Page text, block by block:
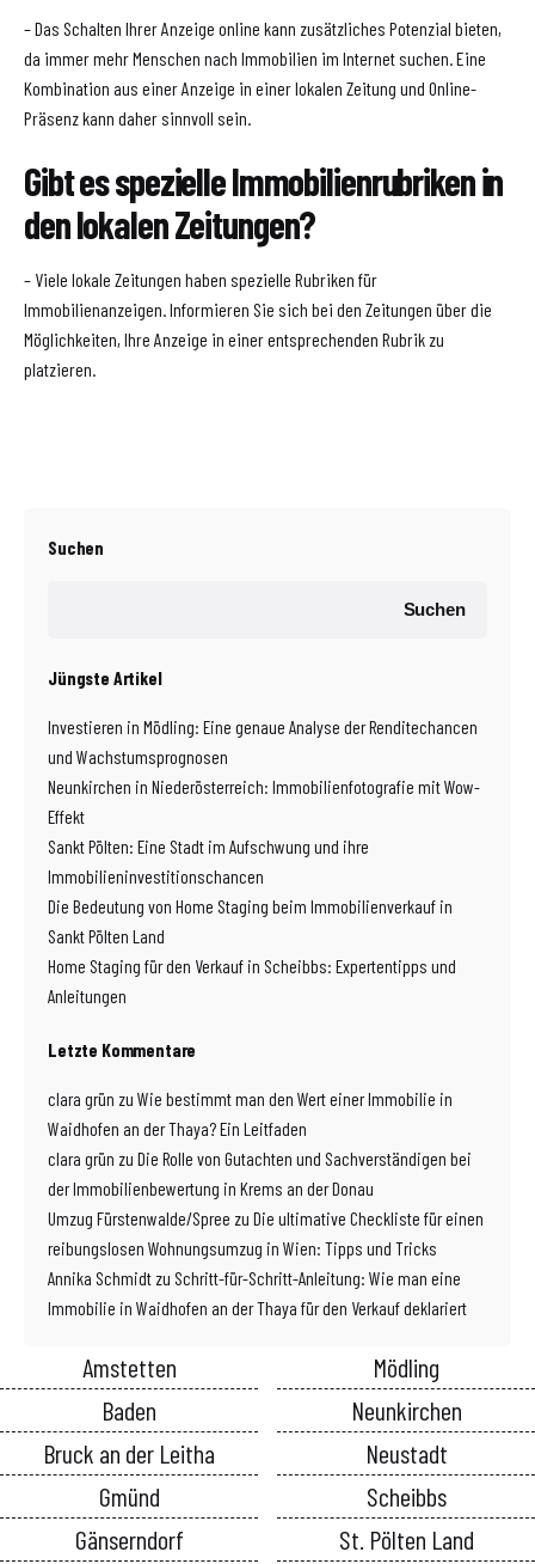
– Das Schalten Ihrer Anzeige online kann zusätzliches Potenzial bieten,
da immer mehr Menschen nach Immobilien im Internet suchen. Eine
Kombination aus einer Anzeige in einer lokalen Zeitung und Online-
Präsenz kann daher sinnvoll sein.
Gibt es spezielle Immobilienrubriken in
den lokalen Zeitungen?
– Viele lokale Zeitungen haben spezielle Rubriken für
Immobilienanzeigen. Informieren Sie sich bei den Zeitungen über die
Möglichkeiten, Ihre Anzeige in einer entsprechenden Rubrik zu
platzieren.
Suchen
Suchen
Jüngste Artikel
Investieren in Mödling: Eine genaue Analyse der Renditechancen
und Wachstumsprognosen
Neunkirchen in Niederösterreich: Immobilienfotografie mit Wow-
Effekt
Sankt Pölten: Eine Stadt im Aufschwung und ihre
Immobilieninvestitionschancen
Die Bedeutung von Home Staging beim Immobilienverkauf in
Sankt Pölten Land
Home Staging für den Verkauf in Scheibbs: Expertentipps und
Anleitungen
Letzte Kommentare
clara grün zu Wie bestimmt man den Wert einer Immobilie in
Waidhofen an der Thaya? Ein Leitfaden
clara grün zu Die Rolle von Gutachten und Sachverständigen bei
der Immobilienbewertung in Krems an der Donau
Umzug Fürstenwalde/Spree zu Die ultimative Checkliste für einen
reibungslosen Wohnungsumzug in Wien: Tipps und Tricks
Annika Schmidt zu Schritt-für-Schritt-Anleitung: Wie man eine
Immobilie in Waidhofen an der Thaya für den Verkauf deklariert
Amstetten
Baden
Bruck an der Leitha
Gmünd
Gänserndorf
Mödling
Neunkirchen
Neustadt
Scheibbs
St. Pölten Land